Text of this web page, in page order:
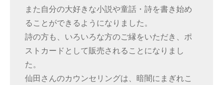
また自分の大好きな小説や童話・詩を書き始め
ることができるようになりました。
詩の方も、いろいろな方のご縁をいただき、ポ
ストカードとして販売されることになりまし
た。
仙田さんのカウンセリングは、暗闇にまぎれこ